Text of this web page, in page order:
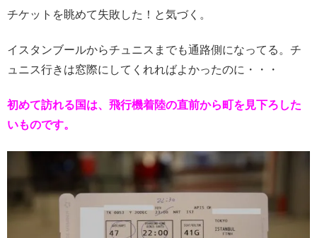
チケットを眺めて失敗した！と気づく。
イスタンブールからチュニスまでも通路側になってる。チ
ュニス行きは窓際にしてくれればよかったのに・・・
初めて訪れる国は、飛行機着陸の直前から町を見下ろした
いものです。